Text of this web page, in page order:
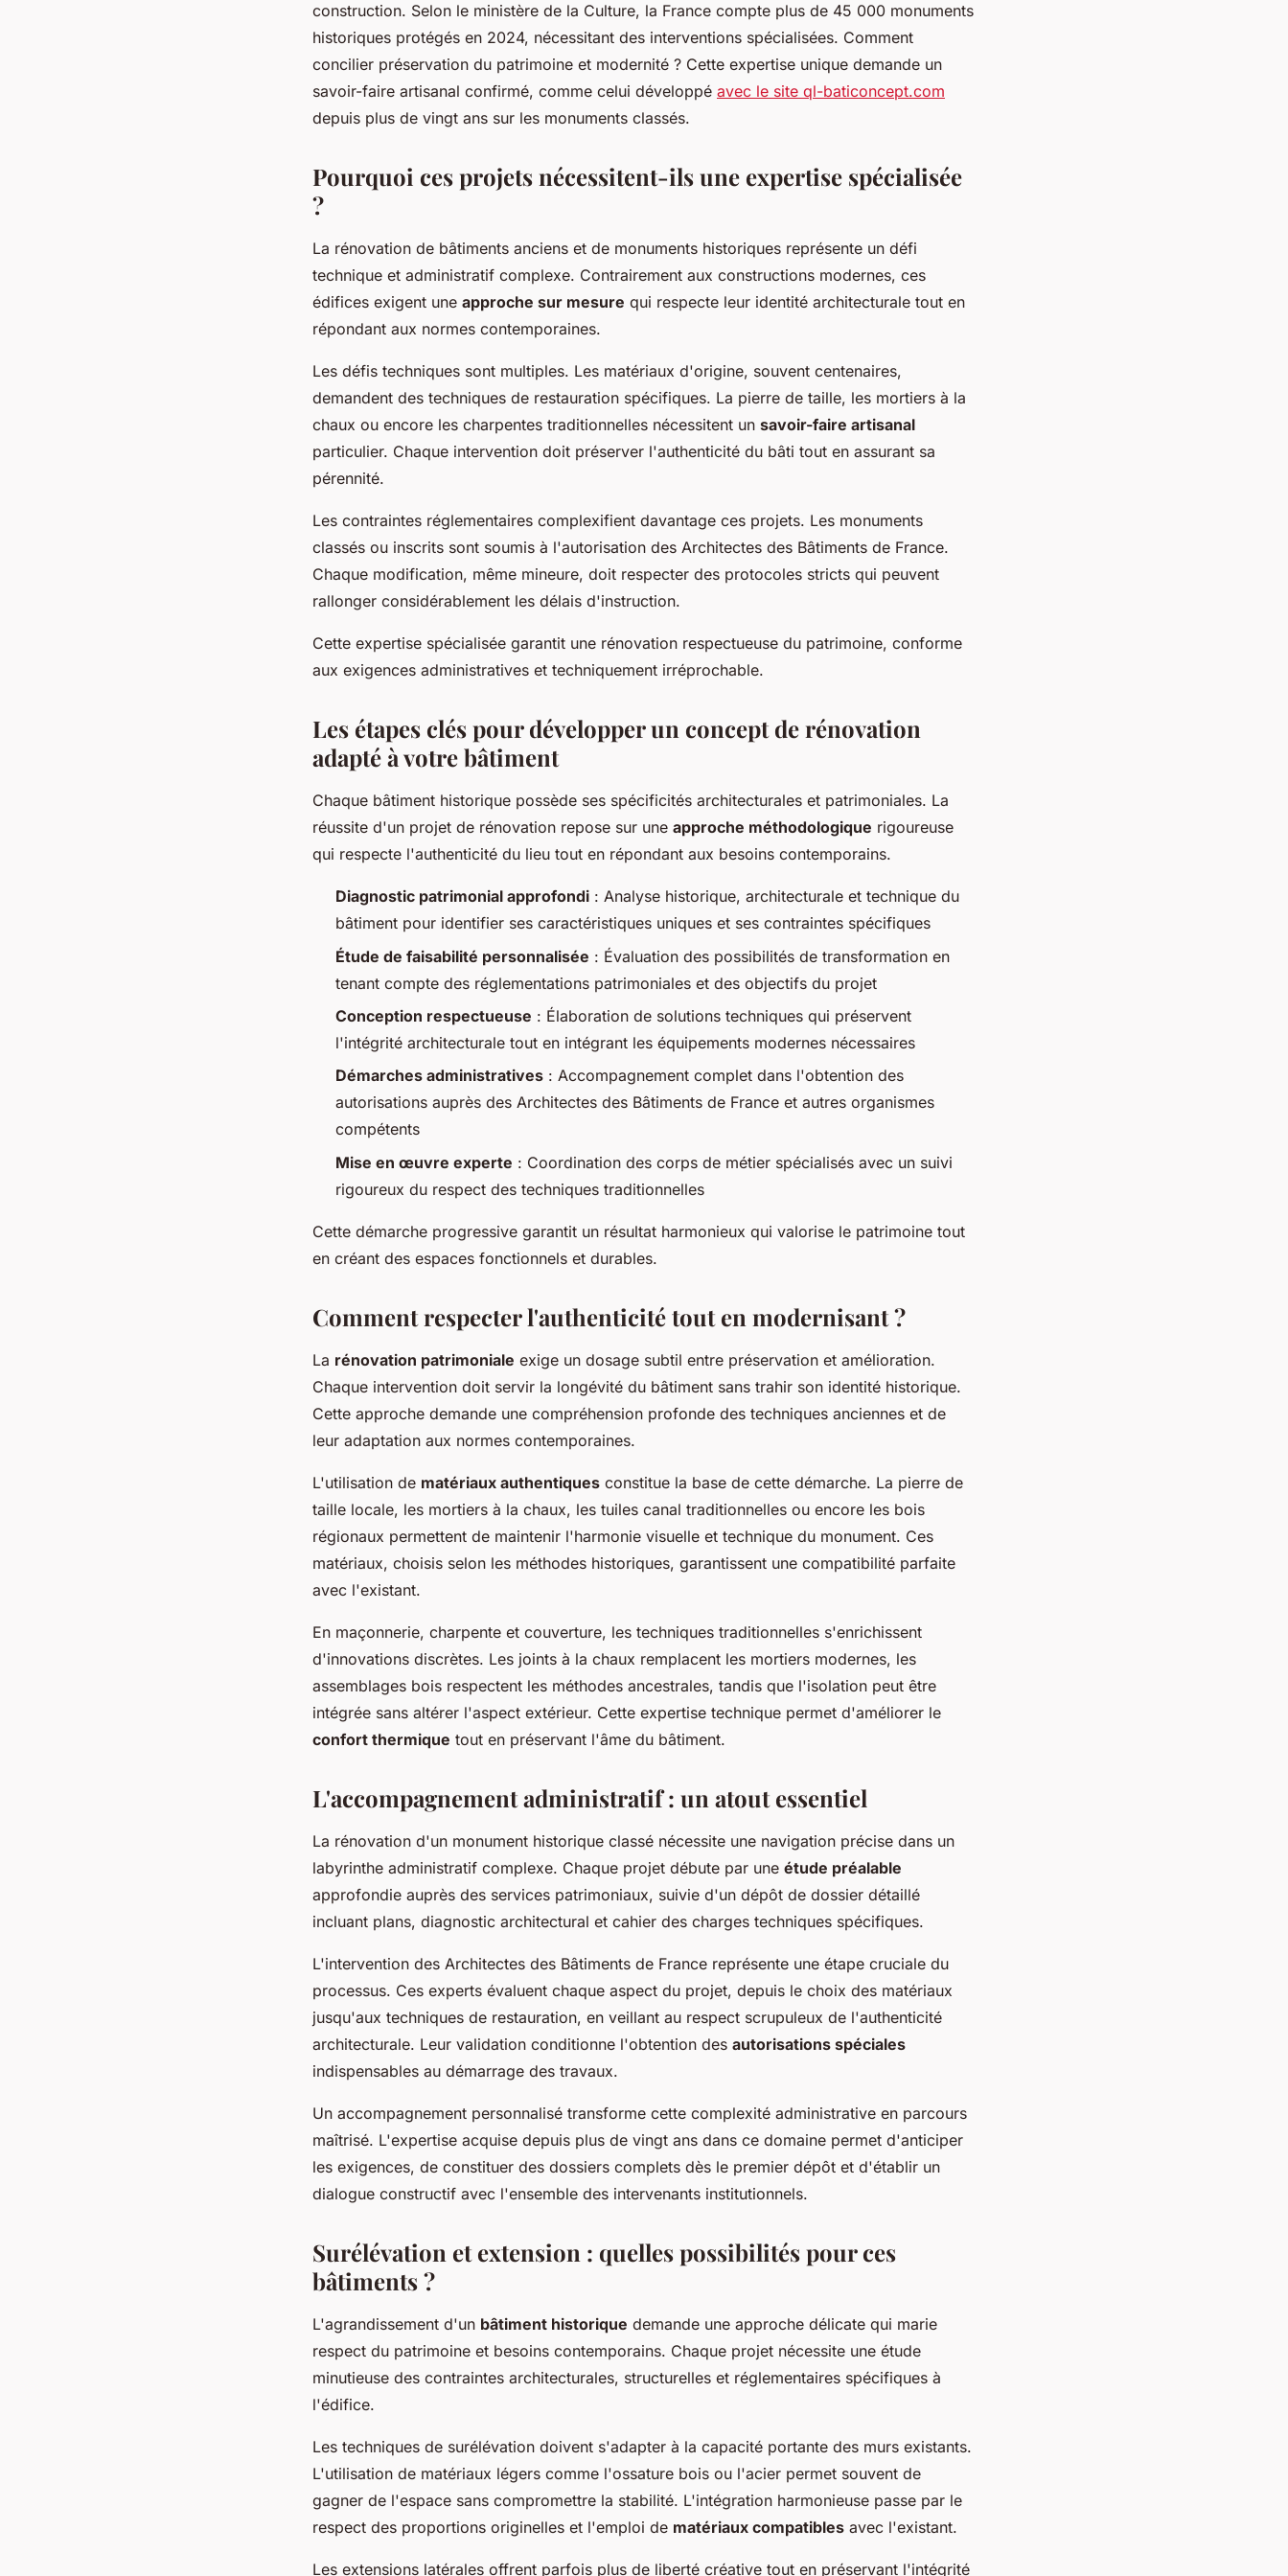
construction. Selon le ministère de la Culture, la France compte plus de 45 000 monuments
historiques protégés en 2024, nécessitant des interventions spécialisées. Comment
concilier préservation du patrimoine et modernité ? Cette expertise unique demande un
savoir-faire artisanal confirmé, comme celui développé avec le site ql-baticoncept.com
depuis plus de vingt ans sur les monuments classés.
Pourquoi ces projets nécessitent-ils une expertise spécialisée
?
La rénovation de bâtiments anciens et de monuments historiques représente un défi
technique et administratif complexe. Contrairement aux constructions modernes, ces
édifices exigent une approche sur mesure qui respecte leur identité architecturale tout en
répondant aux normes contemporaines.
Les défis techniques sont multiples. Les matériaux d'origine, souvent centenaires,
demandent des techniques de restauration spécifiques. La pierre de taille, les mortiers à la
chaux ou encore les charpentes traditionnelles nécessitent un savoir-faire artisanal
particulier. Chaque intervention doit préserver l'authenticité du bâti tout en assurant sa
pérennité.
Les contraintes réglementaires complexifient davantage ces projets. Les monuments
classés ou inscrits sont soumis à l'autorisation des Architectes des Bâtiments de France.
Chaque modification, même mineure, doit respecter des protocoles stricts qui peuvent
rallonger considérablement les délais d'instruction.
Cette expertise spécialisée garantit une rénovation respectueuse du patrimoine, conforme
aux exigences administratives et techniquement irréprochable.
Les étapes clés pour développer un concept de rénovation
adapté à votre bâtiment
Chaque bâtiment historique possède ses spécificités architecturales et patrimoniales. La
réussite d'un projet de rénovation repose sur une approche méthodologique rigoureuse
qui respecte l'authenticité du lieu tout en répondant aux besoins contemporains.
Diagnostic patrimonial approfondi : Analyse historique, architecturale et technique du
bâtiment pour identifier ses caractéristiques uniques et ses contraintes spécifiques
Étude de faisabilité personnalisée : Évaluation des possibilités de transformation en
tenant compte des réglementations patrimoniales et des objectifs du projet
Conception respectueuse : Élaboration de solutions techniques qui préservent
l'intégrité architecturale tout en intégrant les équipements modernes nécessaires
Démarches administratives : Accompagnement complet dans l'obtention des
autorisations auprès des Architectes des Bâtiments de France et autres organismes
compétents
Mise en œuvre experte : Coordination des corps de métier spécialisés avec un suivi
rigoureux du respect des techniques traditionnelles
Cette démarche progressive garantit un résultat harmonieux qui valorise le patrimoine tout
en créant des espaces fonctionnels et durables.
Comment respecter l'authenticité tout en modernisant ?
La rénovation patrimoniale exige un dosage subtil entre préservation et amélioration.
Chaque intervention doit servir la longévité du bâtiment sans trahir son identité historique.
Cette approche demande une compréhension profonde des techniques anciennes et de
leur adaptation aux normes contemporaines.
L'utilisation de matériaux authentiques constitue la base de cette démarche. La pierre de
taille locale, les mortiers à la chaux, les tuiles canal traditionnelles ou encore les bois
régionaux permettent de maintenir l'harmonie visuelle et technique du monument. Ces
matériaux, choisis selon les méthodes historiques, garantissent une compatibilité parfaite
avec l'existant.
En maçonnerie, charpente et couverture, les techniques traditionnelles s'enrichissent
d'innovations discrètes. Les joints à la chaux remplacent les mortiers modernes, les
assemblages bois respectent les méthodes ancestrales, tandis que l'isolation peut être
intégrée sans altérer l'aspect extérieur. Cette expertise technique permet d'améliorer le
confort thermique tout en préservant l'âme du bâtiment.
L'accompagnement administratif : un atout essentiel
La rénovation d'un monument historique classé nécessite une navigation précise dans un
labyrinthe administratif complexe. Chaque projet débute par une étude préalable
approfondie auprès des services patrimoniaux, suivie d'un dépôt de dossier détaillé
incluant plans, diagnostic architectural et cahier des charges techniques spécifiques.
L'intervention des Architectes des Bâtiments de France représente une étape cruciale du
processus. Ces experts évaluent chaque aspect du projet, depuis le choix des matériaux
jusqu'aux techniques de restauration, en veillant au respect scrupuleux de l'authenticité
architecturale. Leur validation conditionne l'obtention des autorisations spéciales
indispensables au démarrage des travaux.
Un accompagnement personnalisé transforme cette complexité administrative en parcours
maîtrisé. L'expertise acquise depuis plus de vingt ans dans ce domaine permet d'anticiper
les exigences, de constituer des dossiers complets dès le premier dépôt et d'établir un
dialogue constructif avec l'ensemble des intervenants institutionnels.
Surélévation et extension : quelles possibilités pour ces
bâtiments ?
L'agrandissement d'un bâtiment historique demande une approche délicate qui marie
respect du patrimoine et besoins contemporains. Chaque projet nécessite une étude
minutieuse des contraintes architecturales, structurelles et réglementaires spécifiques à
l'édifice.
Les techniques de surélévation doivent s'adapter à la capacité portante des murs existants.
L'utilisation de matériaux légers comme l'ossature bois ou l'acier permet souvent de
gagner de l'espace sans compromettre la stabilité. L'intégration harmonieuse passe par le
respect des proportions originelles et l'emploi de matériaux compatibles avec l'existant.
Les extensions latérales offrent parfois plus de liberté créative tout en préservant l'intégrité